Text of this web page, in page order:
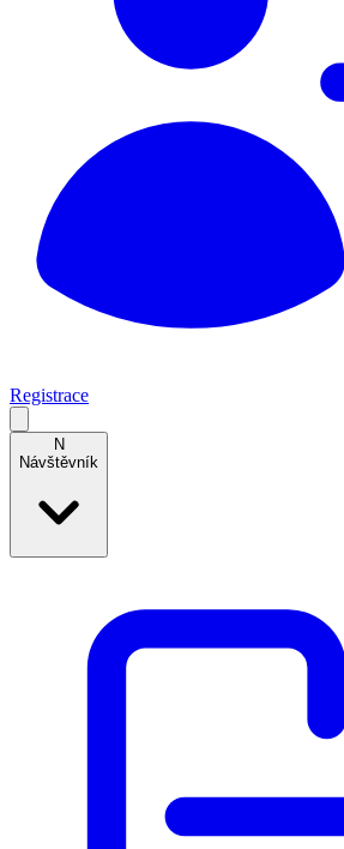
Registrace
N
Návštěvník